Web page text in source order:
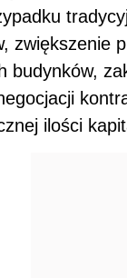
zwiększenie
budynków,
ilości